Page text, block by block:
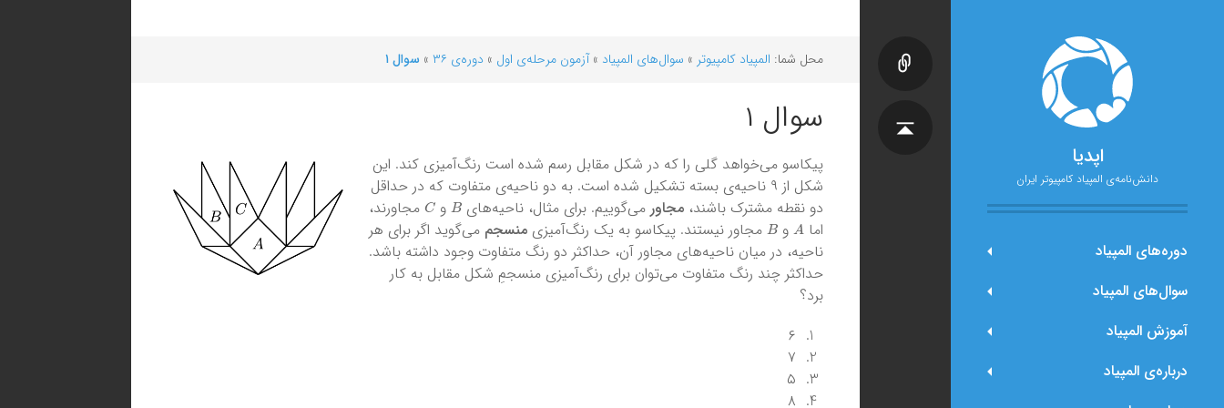
اپدیا
دانش‌نامه‌ی المپیاد کامپیوتر ایران
دوره‌های المپیاد
سوال‌های المپیاد
آموزش المپیاد
درباره‌ی المپیاد
محل شما: المپیاد کامپیوتر » سوال‌های المپیاد »آزمون مرحله‌ی اول » دوره‌ی ۳۶ » سوال ۱
سوال ۱
پیکاسو می‌خواهد گلی را که در شکل مقابل رسم شده است رنگ‌آمیزی کند. این
شکل از ۹ ناحیه‌ی بسته تشکیل شده است. به دو ناحیه‌ی متفاوت که در حداقل
دو نقطه مشترک باشند، مجاور می‌گوییم. برای مثال، ناحیه‌های BوC مجاورند،
اما A و Bمجاور نیستند. پیکاسو به یک رنگ‌آمیزیمنسجم می‌گوید اگر برای هر
ناحیه، در میان ناحیه‌های مجاور آن، حداکثر دو رنگ متفاوت وجود داشته باشد.
حداکثر چند رنگ متفاوت می‌توان برای رنگ‌آمیزی منسجمِ شکل مقابل به کار
برد؟
۶
۷
۵
۸